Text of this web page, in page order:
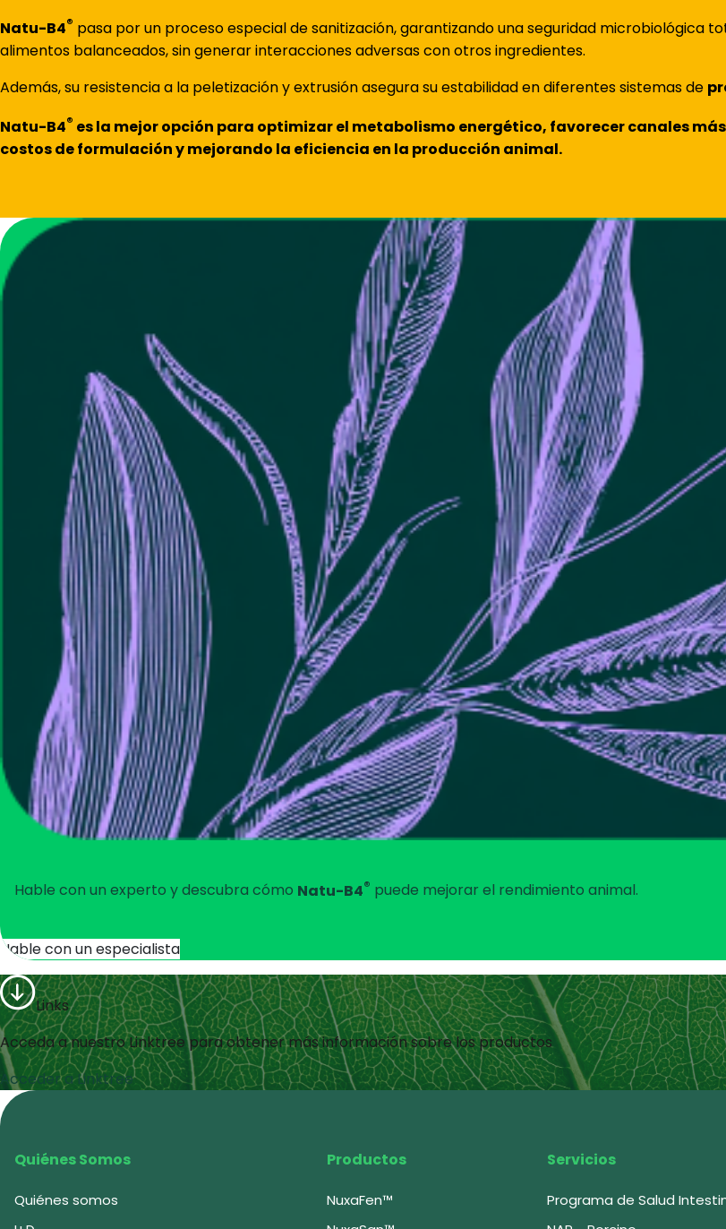
Natu-B4® pasa por un proceso especial de sanitización, garantizando una seguridad microbiológica
alimentos balanceados, sin generar interacciones adversas con otros ingredientes.
Además, su resistencia a la peletización y extrusión asegura su estabilidad en diferentes sistemas de
Natu-B4® es la mejor opción para optimizar el metabolismo energético, favorecer canales
costos de formulación y mejorando la eficiencia en la producción animal.
Hable con un experto y descubra cómo Natu-B4® puede mejorar el rendimiento animal.
Hable con un especialista
Links
Acceda a nuestro Linktree para obtener más información sobre los productos
Acceder a Linktree
Quiénes Somos
Quiénes somos
Productos
NuxaFen™
Servicios
Programa de Salud